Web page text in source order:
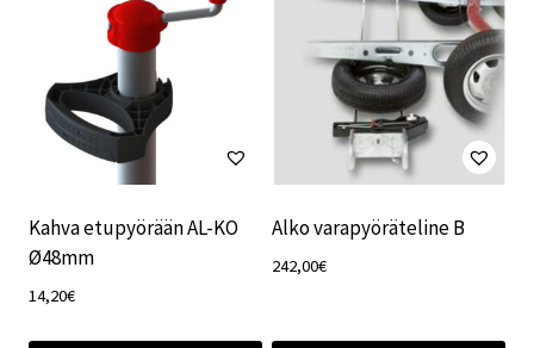
Kahva etupyörään AL-KO
Ø48mm
14,20€
Alko varapyöräteline B
242,00€